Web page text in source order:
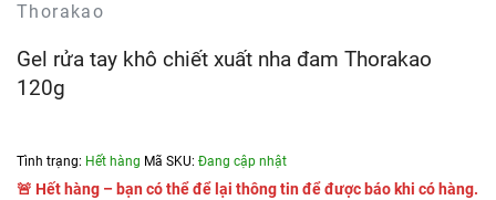
Thorakao
Gel rửa tay khô chiết xuất nha đam Thorakao
120g
Tình trạng: Hết hàng Mã SKU: Đang cập nhật
🚨 Hết hàng – bạn có thể để lại thông tin để được báo khi có hàng.